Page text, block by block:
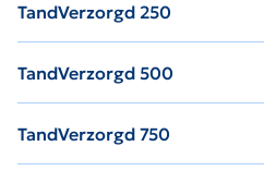
TandVerzorgd 250
TandVerzorgd 500
TandVerzorgd 750